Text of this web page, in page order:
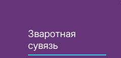
Зваротная
сувязь